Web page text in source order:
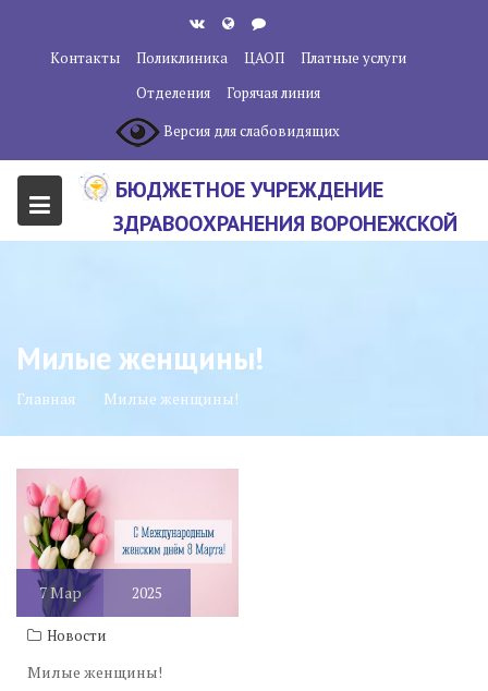
содержанию
Контакты Поликлиника ЦАОП
Платные услуги
Отделения
Горячая линия
Версия для слабовидящих
БЮДЖЕТНОЕ УЧРЕЖДЕНИЕ
ЗДРАВООХРАНЕНИЯ ВОРОНЕЖСКОЙ
ЦЕНТР"
Милые женщины!
Главная Милые женщины!
7Мар 2025
Новости
Милые женщины!